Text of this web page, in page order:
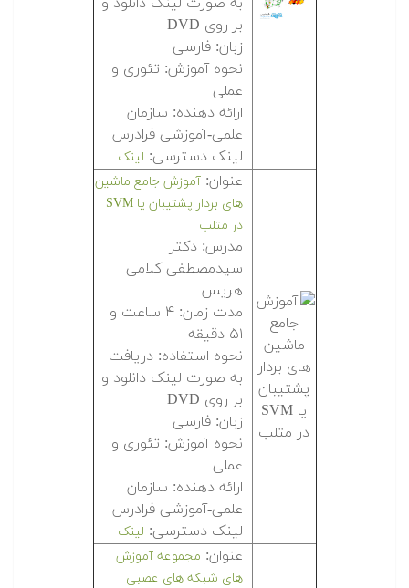
بر روی DVD
زبان: فارسی
نحوه آموزش: تئوری و
عملی
ارائه دهنده: سازمان
علمی-آموزشی فرادرس
لینک دسترسی: لینک
عنوان:آموزش جامع ماشین
های بردار پشتیبان یا SVM
در متلب
مدرس: دکتر
سیدمصطفی کلامی
هریس
مدت زمان: ۴ ساعت و
۵۱ دقیقه
نحوه استفاده: دریافت
به صورت لینک دانلود و
بر روی DVD
زبان: فارسی
نحوه آموزش: تئوری و
عملی
ارائه دهنده: سازمان
علمی-آموزشی فرادرس
لینک دسترسی: لینک
عنوان: مجموعه آموزش
های شبکه های عصبی